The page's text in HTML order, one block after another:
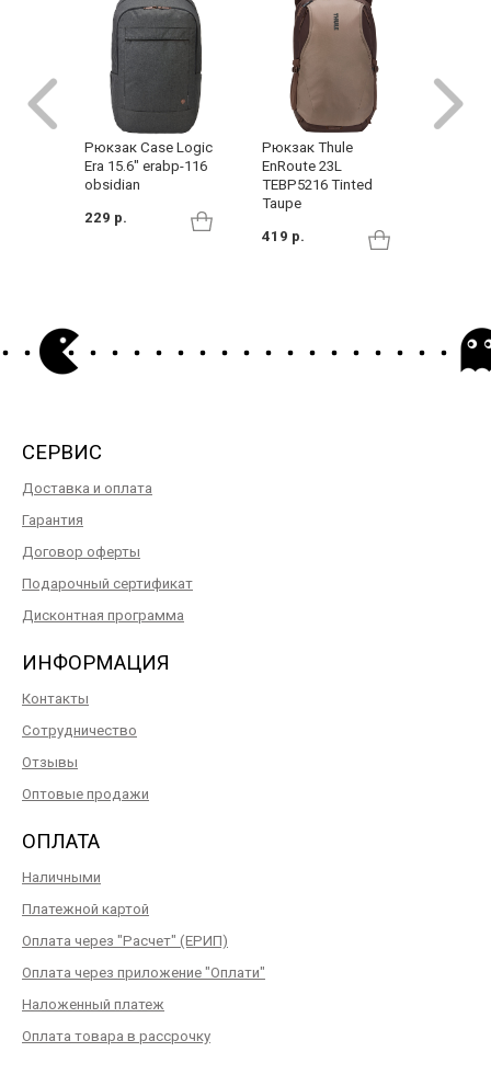
Рюкзак Case Logic
Era 15.6" erabp-116
obsidian
229 р.
Рюкзак Thule
EnRoute 23L
TEBP5216 Tinted
Taupe
419 р.
СЕРВИС
Доставка и оплата
Гарантия
Договор оферты
Подарочный сертификат
Дисконтная программа
ИНФОРМАЦИЯ
Контакты
Сотрудничество
Отзывы
Оптовые продажи
ОПЛАТА
Наличными
Платежной картой
Оплата через "Расчет" (ЕРИП)
Оплата через приложение "Оплати"
Наложенный платеж
Оплата товара в рассрочку